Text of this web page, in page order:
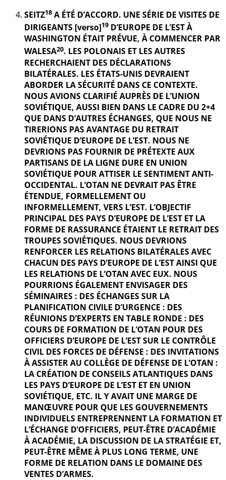
SEITZ18 A ÉTÉ D’ACCORD. UNE SÉRIE DE VISITES DE
DIRIGEANTS [verso]19 D’EUROPE DE L’EST À
WASHINGTON ÉTAIT PRÉVUE, À COMMENCER PAR
WALESA20. LES POLONAIS ET LES AUTRES
RECHERCHAIENT DES DÉCLARATIONS
BILATÉRALES. LES ÉTATS-UNIS DEVRAIENT
ABORDER LA SÉCURITÉ DANS CE CONTEXTE.
NOUS AVIONS CLARIFIÉ AUPRÈS DE L’UNION
SOVIÉTIQUE, AUSSI BIEN DANS LE CADRE DU 2+4
QUE DANS D’AUTRES ÉCHANGES, QUE NOUS NE
TIRERIONS PAS AVANTAGE DU RETRAIT
SOVIÉTIQUE D’EUROPE DE L’EST. NOUS NE
DEVRIONS PAS FOURNIR DE PRÉTEXTE AUX
PARTISANS DE LA LIGNE DURE EN UNION
SOVIÉTIQUE POUR ATTISER LE SENTIMENT ANTI-
OCCIDENTAL. L’OTAN NE DEVRAIT PAS ÊTRE
ÉTENDUE, FORMELLEMENT OU
INFORMELLEMENT, VERS L’EST. L’OBJECTIF
PRINCIPAL DES PAYS D’EUROPE DE L’EST ET LA
FORME DE RASSURANCE ÉTAIENT LE RETRAIT DES
TROUPES SOVIÉTIQUES. NOUS DEVRIONS
RENFORCER LES RELATIONS BILATÉRALES AVEC
CHACUN DES PAYS D’EUROPE DE L’EST AINSI QUE
LES RELATIONS DE L’OTAN AVEC EUX. NOUS
POURRIONS ÉGALEMENT ENVISAGER DES
SÉMINAIRES : DES ÉCHANGES SUR LA
PLANIFICATION CIVILE D’URGENCE : DES
RÉUNIONS D’EXPERTS EN TABLE RONDE : DES
COURS DE FORMATION DE L’OTAN POUR DES
OFFICIERS D’EUROPE DE L’EST SUR LE CONTRÔLE
CIVIL DES FORCES DE DÉFENSE : DES INVITATIONS
À ASSISTER AU COLLÈGE DE DÉFENSE DE L’OTAN :
LA CRÉATION DE CONSEILS ATLANTIQUES DANS
LES PAYS D’EUROPE DE L’EST ET EN UNION
SOVIÉTIQUE, ETC. IL Y AVAIT UNE MARGE DE
MANŒUVRE POUR QUE LES GOUVERNEMENTS
INDIVIDUELS ENTREPRENNENT LA FORMATION ET
L’ÉCHANGE D’OFFICIERS, PEUT-ÊTRE D’ACADÉMIE
À ACADÉMIE, LA DISCUSSION DE LA STRATÉGIE ET,
PEUT-ÊTRE MÊME À PLUS LONG TERME, UNE
FORME DE RELATION DANS LE DOMAINE DES
VENTES D’ARMES.